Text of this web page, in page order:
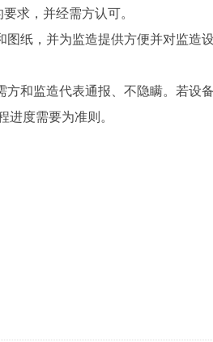
求，并经需方认可。
图纸，并为监造提供方便并对监
方和监造代表通报、不隐瞒。若
度需要为准则。